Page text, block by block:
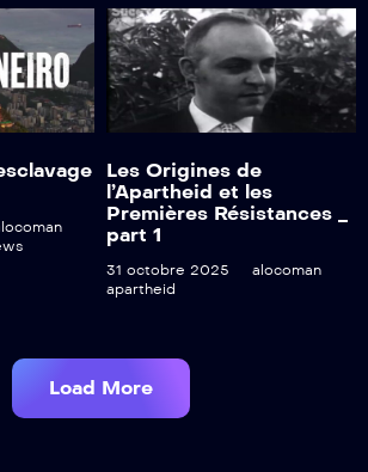
Les Origines de
l’Apartheid et les
Premières Résistances _
part 1
31 octobre 2025
alocoman
apartheid
Load More